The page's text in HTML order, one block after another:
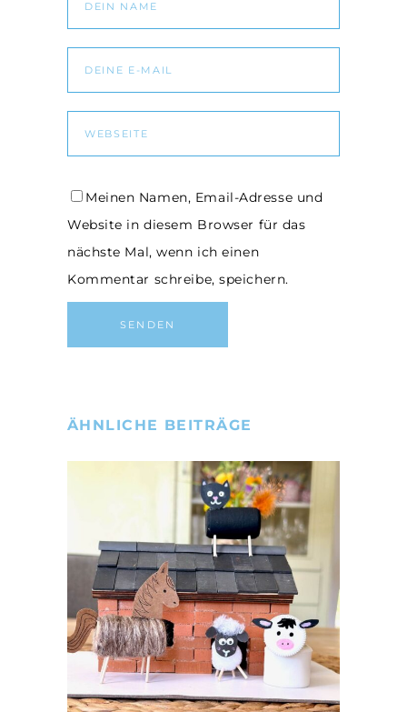
Meinen Namen, Email-Adresse und
Website in diesem Browser für das
nächste Mal, wenn ich einen
Kommentar schreibe, speichern.
ÄHNLICHE BEITRÄGE